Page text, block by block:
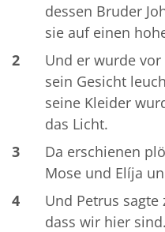
dessen Bruder
sie auf einen
2
Und er wurde
sein Gesicht
seine Kleider
das Licht.
3
Da erschienen
Mose und Elíja
4
Und Petrus
dass wir hier